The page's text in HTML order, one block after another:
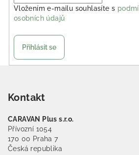
Vložením e-mailu souhlasíte s
osobních údajů
Přihlásit se
Kontakt
CARAVAN Plus s.r.o.
Přívozní 1054
170 00 Praha 7
Česká republika